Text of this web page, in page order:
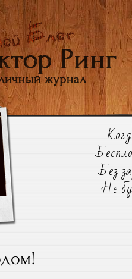
Без
Не